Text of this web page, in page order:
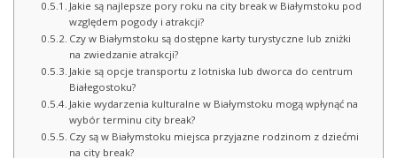
Jakie są najlepsze pory roku na city break w Białymstoku pod
względem pogody i atrakcji?
Czy w Białymstoku są dostępne karty turystyczne lub zniżki
na zwiedzanie atrakcji?
Jakie są opcje transportu z lotniska lub dworca do centrum
Białegostoku?
Jakie wydarzenia kulturalne w Białymstoku mogą wpłynąć na
wybór terminu city break?
Czy są w Białymstoku miejsca przyjazne rodzinom z dziećmi
na city break?